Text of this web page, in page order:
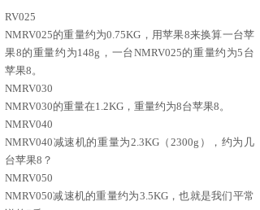
RV025
NMRV025的重量约为0.75KG，用苹果8来换算一台苹
果8的重量约为148g ，一台NMRV025的重量约为5台
苹果8。
NMRV030
NMRV030的重量在1.2KG，重量约为8台苹果8。
NMRV040
NMRV040减速机的重量为2.3KG（2300g），约为几
台苹果8？
NMRV050
NMRV050减速机的重量约为3.5KG，也就是我们平常